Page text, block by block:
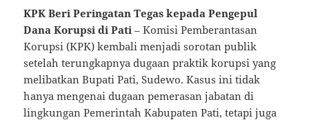
KPK Beri Peringatan Tegas kepada Pengepul
Dana Korupsi di Pati – Komisi Pemberantasan
Korupsi (KPK) kembali menjadi sorotan publik
setelah terungkapnya dugaan praktik korupsi yang
melibatkan Bupati Pati, Sudewo. Kasus ini tidak
hanya mengenai dugaan pemerasan jabatan di
lingkungan Pemerintah Kabupaten Pati, tetapi juga